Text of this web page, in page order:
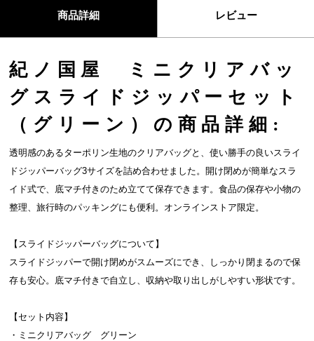
商品詳細 レビュー
紀ノ国屋 ミニクリアバッ
グスライドジッパーセット
（グリーン）の商品詳細:
透明感のあるターポリン生地のクリアバッグと、使い勝手の良いスライ
ドジッパーバッグ3サイズを詰め合わせました。開け閉めが簡単なスラ
イド式で、底マチ付きのため立てて保存できます。食品の保存や小物の
整理、旅行時のパッキングにも便利。オンラインストア限定。
【スライドジッパーバッグについて】
スライドジッパーで開け閉めがスムーズにでき、しっかり閉まるので保
存も安心。底マチ付きで自立し、収納や取り出しがしやすい形状です。
【セット内容】
・ミニクリアバッグ グリーン